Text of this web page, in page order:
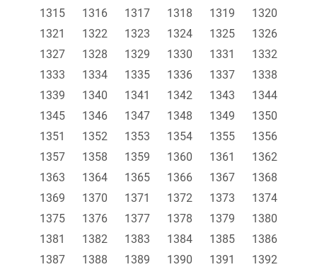
1315
1316 1317 1318 1319
1320
1321
1322 1323 1324 1325
1326
1327
1328 1329 1330 1331
1332
1333
1334 1335 1336 1337
1338
1339
1340 1341 1342 1343
1344
1345
1346 1347 1348 1349
1350
1351
1352 1353 1354 1355
1356
1357
1358 1359 1360 1361
1362
1363
1364 1365 1366 1367
1368
1369
1370 1371 1372 1373
1374
1375
1376 1377 1378 1379
1380
1381
1382 1383 1384 1385
1386
1387
1388 1389 1390 1391
1392